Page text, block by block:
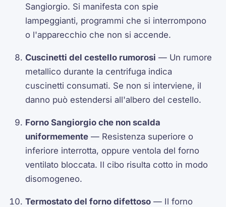
Sangiorgio. Si manifesta con spie
lampeggianti, programmi che si interrompono
o l'apparecchio che non si accende.
Cuscinetti del cestello rumorosi — Un rumore
metallico durante la centrifuga indica
cuscinetti consumati. Se non si interviene, il
danno può estendersi all'albero del cestello.
Forno Sangiorgio che non scalda
uniformemente — Resistenza superiore o
inferiore interrotta, oppure ventola del forno
ventilato bloccata. Il cibo risulta cotto in modo
disomogeneo.
Termostato del forno difettoso — Il forno